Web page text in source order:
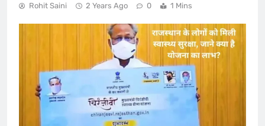
Rohit Saini 2 Years Ago 0 1 Mins